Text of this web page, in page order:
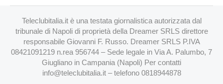
Teleclubitalia.it è una testata giornalistica autorizzata dal
tribunale di Napoli di proprietà della Dreamer SRLS direttore
responsabile Giovanni F. Russo. Dreamer SRLS P.IVA
08421091219 n.rea 956744 – Sede legale in Via A. Palumbo, 7
Giugliano in Campania (Napoli) Per contatti
info@teleclubitalia.it– telefono 0818944878